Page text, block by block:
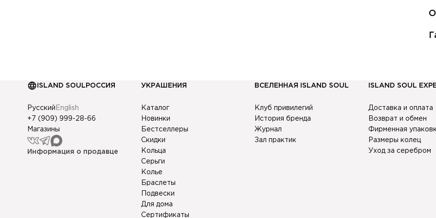
ISLAND SOUL РОССИЯ
Русский English
+7 (909) 999-28-66
Магазины
Информация о продавце
УКРАШЕНИЯ
Каталог
Новинки
Бестселлеры
Скидки
Кольца
Серьги
Колье
Браслеты
Подвески
Для дома
Сертификаты
ВСЕЛЕННАЯ ISLAND SOUL
Клуб привилегий
История бренда
Журнал
Зал практик
ISLAND SOUL
Доставка и оплата
Возврат и обмен
Фирменная
Размеры колец
Уход за серебром